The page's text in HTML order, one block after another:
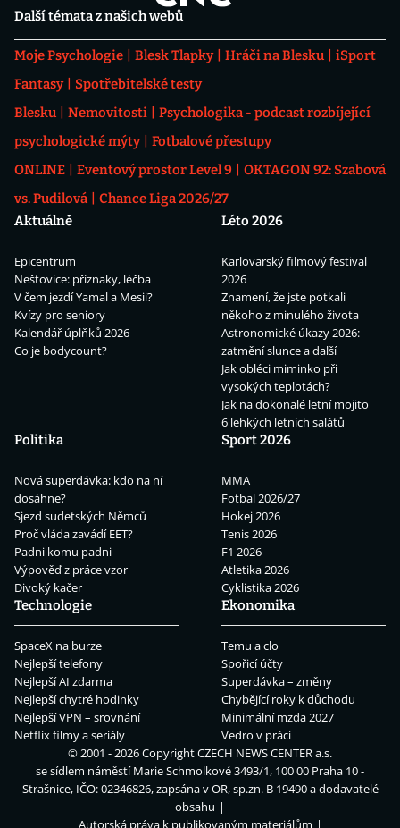
Další témata z našich webů
Moje Psychologie Blesk Tlapky Hráči na Blesku
iSport
Fantasy
Spotřebitelské testy
Blesku
Nemovitosti
Psychologika - podcast rozbíjející
psychologické mýty
Fotbalové přestupy
ONLINE
Eventový prostor Level 9
OKTAGON 92: Szabová
vs. Pudilová
Chance Liga 2026/27
Aktuálně
Epicentrum
Neštovice: příznaky, léčba
V čem jezdí Yamal a Mesii?
Kvízy pro seniory
Kalendář úplňků 2026
Co je bodycount?
Léto 2026
Karlovarský filmový festival
2026
Znamení, že jste potkali
někoho z minulého života
Astronomické úkazy 2026:
zatmění slunce a další
Jak obléci miminko při
vysokých teplotách?
Jak na dokonalé letní mojito
6 lehkých letních salátů
Politika
Nová superdávka: kdo na ní
dosáhne?
Sjezd sudetských Němců
Proč vláda zavádí EET?
Padni komu padni
Výpověď z práce vzor
Divoký kačer
Sport 2026
MMA
Fotbal 2026/27
Hokej 2026
Tenis 2026
F1 2026
Atletika 2026
Cyklistika 2026
Technologie
SpaceX na burze
Nejlepší telefony
Nejlepší AI zdarma
Nejlepší chytré hodinky
Nejlepší VPN – srovnání
Netflix filmy a seriály
Ekonomika
Temu a clo
Spořicí účty
Superdávka – změny
Chybějící roky k důchodu
Minimální mzda 2027
Vedro v práci
© 2001 - 2026 CopyrightCZECH NEWS CENTER a.s.
se sídlem náměstí Marie Schmolkové 3493/1, 100 00 Praha 10 -
Strašnice, IČO: 02346826, zapsána v OR, sp.zn. B 19490 a dodavatelé
obsahu
Autorská práva k publikovaným materiálům